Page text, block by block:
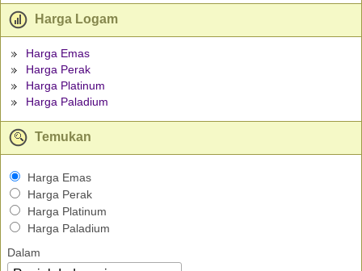
Harga Logam
Harga Emas
Harga Perak
Harga Platinum
Harga Paladium
Temukan
Harga Emas
Harga Perak
Harga Platinum
Harga Paladium
Dalam